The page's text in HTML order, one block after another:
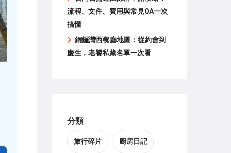
流程、文件、費用與常見QA一次
搞懂
銅鑼灣西餐廳地圖：從約會到
慶生，老饕私藏名單一次看
分類
旅行碎片 廚房日記